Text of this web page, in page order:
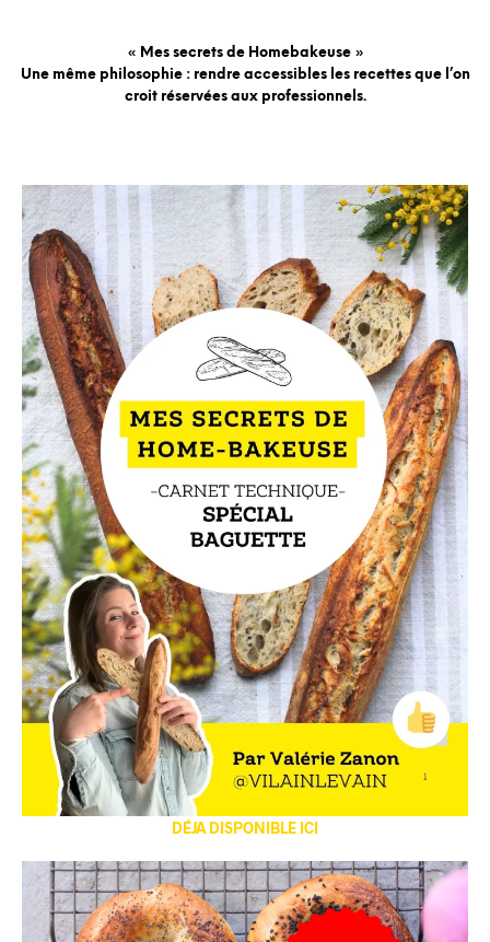
« Mes secrets de Homebakeuse »
Une même philosophie : rendre accessibles les recettes que l’on
croit réservées aux professionnels.
DÉJA DISPONIBLE ICI